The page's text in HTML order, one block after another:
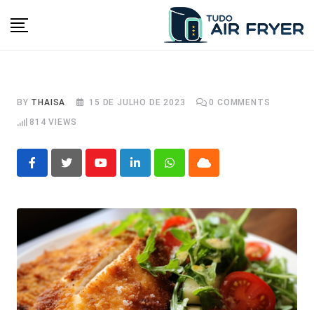
BY THAISA 15 DE JULHO DE 2023 0 COMMENTS
814 VIEWS
YoutubeLinkedInWhatsappCloud